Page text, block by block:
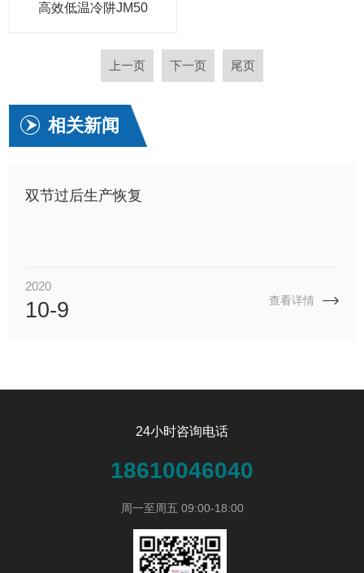
高效低温冷阱JM50
上一页 下一页 尾页
相关新闻
双节过后生产恢复
2020
10-9 查看详情
24小时咨询电话
18610046040
周一至周五 09:00-18:00